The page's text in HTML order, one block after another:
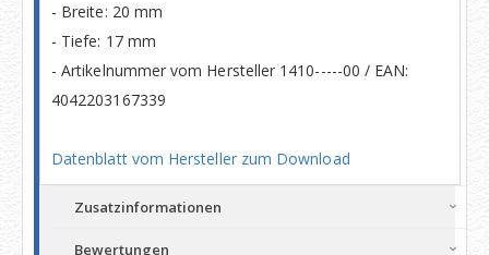
- Breite: 20 mm
- Tiefe: 17 mm
- Artikelnummer vom Hersteller 1410-----00 / EAN:
4042203167339
Datenblatt vom Hersteller zum Download
Zusatzinformationen
Bewertungen